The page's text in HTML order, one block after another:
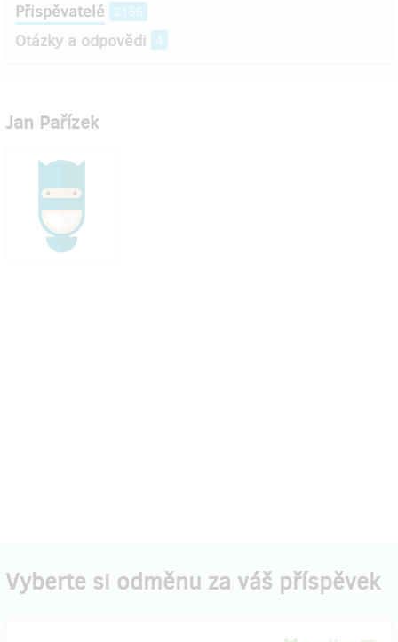
Přispěvatelé 2156
Otázky a odpovědi 4
Jan Pařízek
Vyberte si odměnu za váš příspěvek